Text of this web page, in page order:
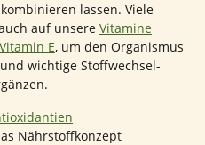
lassen. Viele
auf unsere Vitamine
Vitamin E, um den Organismus
wichtige Stoffwechsel-
Nährstoffkonzept